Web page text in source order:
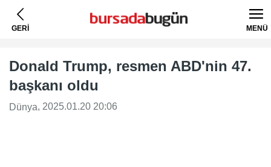
GERİ MENÜ
Donald Trump, resmen ABD'nin 47.
başkanı oldu
Dünya, 2025.01.20 20:06